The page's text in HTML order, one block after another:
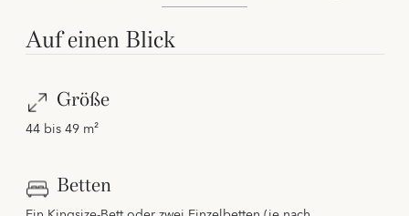
Auf einen Blick
Größe
44 bis 49 m²
Betten